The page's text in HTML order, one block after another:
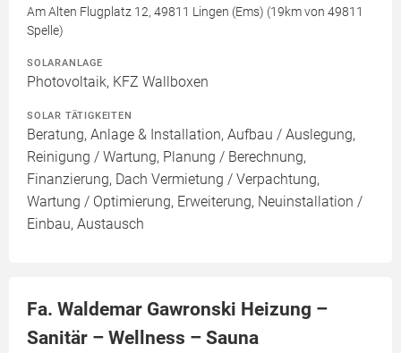
Am Alten Flugplatz 12, 49811 Lingen (Ems) (19km von 49811
Spelle)
SOLARANLAGE
Photovoltaik, KFZ Wallboxen
SOLAR TÄTIGKEITEN
Beratung, Anlage & Installation, Aufbau / Auslegung,
Reinigung / Wartung, Planung / Berechnung,
Finanzierung, Dach Vermietung / Verpachtung,
Wartung / Optimierung, Erweiterung, Neuinstallation /
Einbau, Austausch
Fa. Waldemar Gawronski Heizung –
Sanitär – Wellness – Sauna